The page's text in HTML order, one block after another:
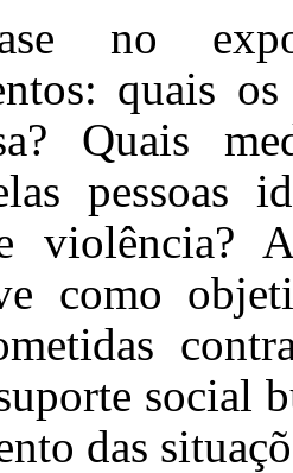
no
quais
Quais
pessoas
violência?
como
social
das